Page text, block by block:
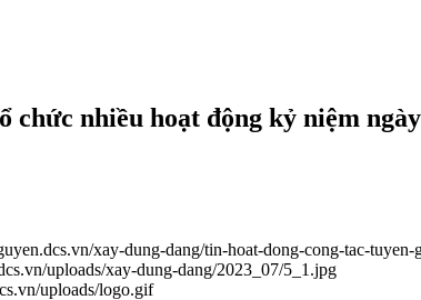
nhiều hoạt động kỷ niệm
xay-dung-dang/tin-hoat-dong-cong-tac-
uploads/xay-dung-dang/2023_07/5_1.jpg
uploads/logo.gif